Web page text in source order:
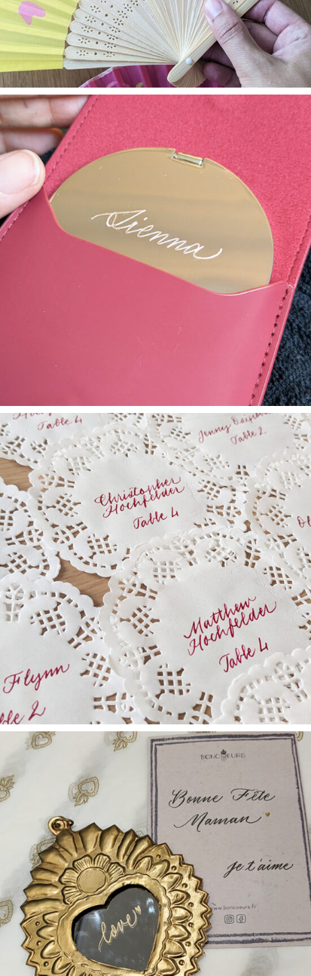
ANIMATIONS / PERSONNALISATIONS
Gravure sur miroirs de
poche – Aros Group
SCÉNOGRAPHIE
Napperons calligraphiés –
Agence LB
ANIMATIONS / PERSONNALISATIONS
Personnalisation multi-
supports – Boncoeurs